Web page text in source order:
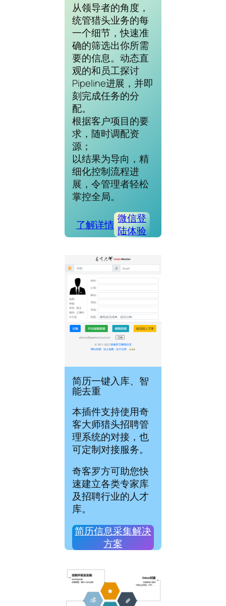
从领导者的角度，
统管猎头业务的每
一个细节，快速准
确的筛选出你所需
要的信息。动态直
观的和员工探讨
Pipeline进展，并即
刻完成任务的分
配。
根据客户项目的要
求，随时调配资
源；
以结果为导向，精
细化控制流程进
展，令管理者轻松
掌控全局。
了解详情 微信登
陆体验
简历一键入库、智
能去重
本插件支持使用奇
客大师猎头招聘管
理系统的对接，也
可定制对接服务。
奇客罗方可助您快
速建立各类专家库
及招聘行业的人才
库。
简历信息采集解决
方案